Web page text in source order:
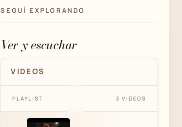
SEGUÍ EXPLORANDO
Ver y escuchar
VIDEOS
ARIEL ARDIT - MARIPOSITA -
PLAYLIST 3 VIDEOS